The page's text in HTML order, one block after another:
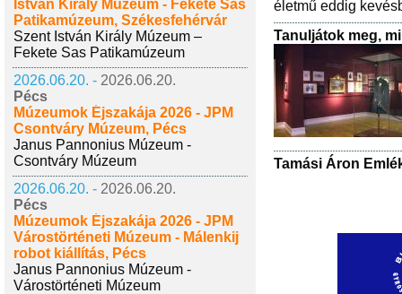
István Király Múzeum - Fekete Sas
Patikamúzeum, Székesfehérvár
Szent István Király Múzeum –
Fekete Sas Patikamúzeum
2026.06.20. - 2026.06.20.
Pécs
Múzeumok Éjszakája 2026 - JPM
Csontváry Múzeum, Pécs
Janus Pannonius Múzeum -
Csontváry Múzeum
2026.06.20. - 2026.06.20.
Pécs
Múzeumok Éjszakája 2026 - JPM
Várostörténeti Múzeum - Málenkij
robot kiállítás, Pécs
Janus Pannonius Múzeum -
Várostörténeti Múzeum
életmű eddig
Tanuljátok meg,
Tamási Áron